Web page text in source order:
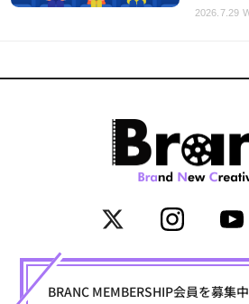
2026.7.29
BRANC MEMBERSHIP会員を募集